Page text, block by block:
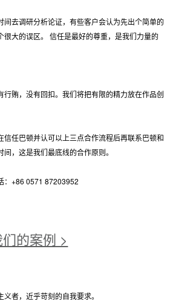
间去调研分析论证，有些客户会认为先出个简单的
很大的误区。 信任是最好的尊重，是我们力量的
行贿，没有回扣。我们将把有限的精力放在作品创
信任巴顿并认可以上三点合作流程后再联系巴顿和
，这是我们最底线的合作原则。
：+86 0571 87203952
的案例 >
者，近乎苛刻的自我要求。